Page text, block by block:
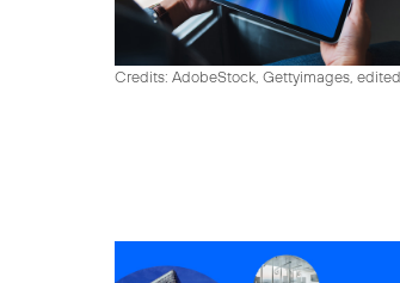
Credits: AdobeStock, Gettyimages, edited